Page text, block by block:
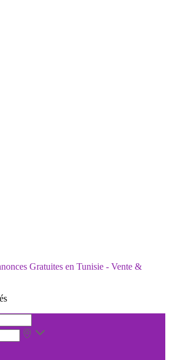
Gratuites en Tunisie - Vente &